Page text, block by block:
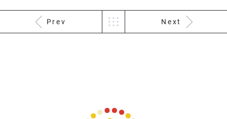
Prev Next